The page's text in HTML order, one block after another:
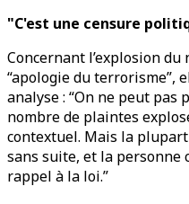
"C'est une censure
Concernant l’explosion
“apologie du terrorisme”,
analyse : “On ne peut
nombre de plaintes
contextuel. Mais la
sans suite, et la personne
rappel à la loi.”